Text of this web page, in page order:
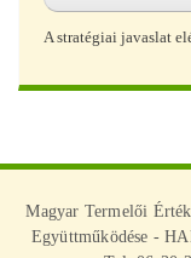
A stratégiai javaslat
Magyar Termelői
Együttműködése -